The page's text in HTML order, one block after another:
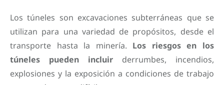
Los túneles son excavaciones subterráneas que se
utilizan para una variedad de propósitos, desde el
transporte hasta la minería. Los riesgos en los
túneles pueden incluir derrumbes, incendios,
explosiones y la exposición a condiciones de trabajo